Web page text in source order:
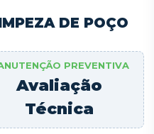
DE POÇO
PREVENTIVA
Avaliação
Técnica